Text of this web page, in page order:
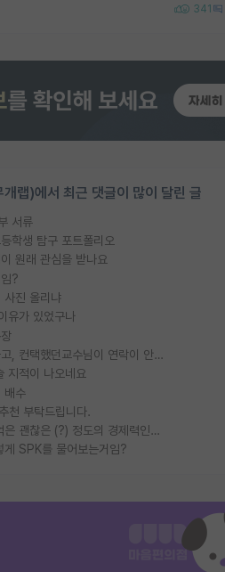
341
랩)에서 최근 댓글이 많이 달린 글
서류
학생 탐구 포트폴리오
원래 관심을 받나요
?
사진 올리냐
유가 있었구나
석박사 과정 합격하고, 컨택했던교수님이 연락이 안됩니다...
지적이 나오네요
배수
천 부탁드립니다.
박사진학하기에 2억은 괜찮은 (?) 정도의 경제력인가요
게 SPK를 물어보는거임?